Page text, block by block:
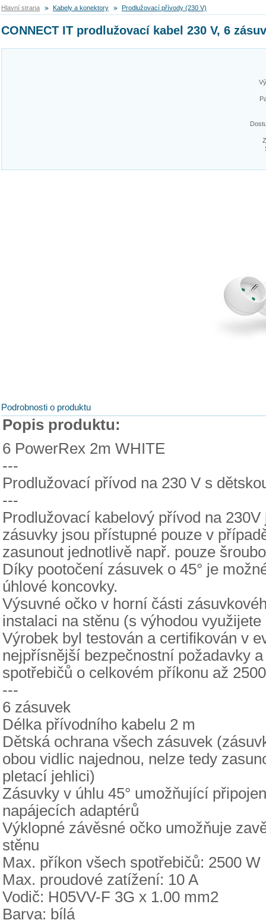
Hlavní strana Kabely a konektory Prodlužovací přívody (230 V)
CONNECT IT prodlužovací kabel 230 V, 6
Podrobnosti o produktu
Popis produktu:
6 PowerRex 2m WHITE
---
Prodlužovací přívod na 230 V s
---
Prodlužovací kabelový přívod na
zásuvky jsou přístupné pouze v
zasunout jednotlivě např. pouze
Díky pootočení zásuvek o 45° je
úhlové koncovky.
Výsuvné očko v horní části
instalaci na stěnu (s výhodou
Výrobek byl testován a certifikován v
nejpřísnější bezpečnostní požadavky
spotřebičů o celkovém příkonu až
---
6 zásuvek
Délka přívodního kabelu 2 m
Dětská ochrana všech zásuvek
obou vidlic najednou, nelze tedy
pletací jehlici)
Zásuvky v úhlu 45° umožňující
napájecích adaptérů
Výklopné závěsné očko umožňuje
stěnu
Max. příkon všech spotřebičů: 2500 W
Max. proudové zatížení: 10 A
Vodič: H05VV-F 3G x 1.00 mm2
Barva: bílá